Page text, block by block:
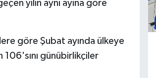
yılın aynı ayına göre
göre Şubat ayında ülkeye
günübirlikçiler